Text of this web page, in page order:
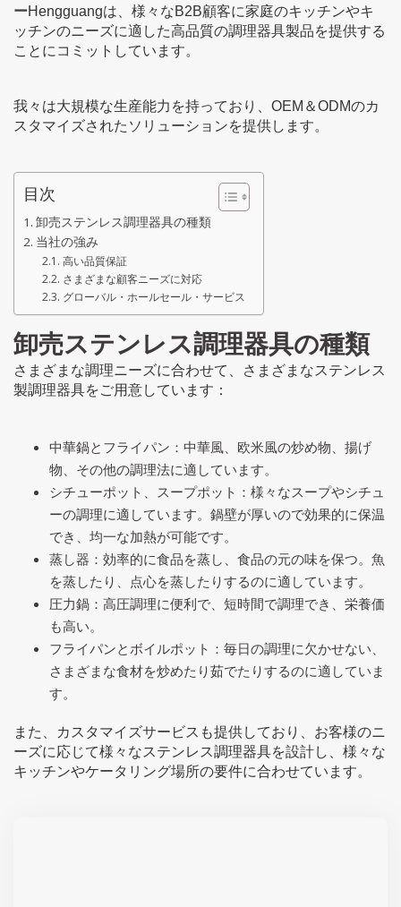
ーHengguangは、様々なB2B顧客に家庭のキッチンやキ
ッチンのニーズに適した高品質の調理器具製品を提供する
ことにコミットしています。
我々は大規模な生産能力を持っており、OEM＆ODMのカ
スタマイズされたソリューションを提供します。
目次
卸売ステンレス調理器具の種類
当社の強み
高い品質保証
さまざまな顧客ニーズに対応
グローバル・ホールセール・サービス
卸売ステンレス調理器具の種類
さまざまな調理ニーズに合わせて、さまざまなステンレス
製調理器具をご用意しています：
中華鍋とフライパン：中華風、欧米風の炒め物、揚げ
物、その他の調理法に適しています。
シチューポット、スープポット：様々なスープやシチュ
ーの調理に適しています。鍋壁が厚いので効果的に保温
でき、均一な加熱が可能です。
蒸し器：効率的に食品を蒸し、食品の元の味を保つ。魚
を蒸したり、点心を蒸したりするのに適しています。
圧力鍋：高圧調理に便利で、短時間で調理でき、栄養価
も高い。
フライパンとボイルポット：毎日の調理に欠かせない、
さまざまな食材を炒めたり茹でたりするのに適していま
す。
また、カスタマイズサービスも提供しており、お客様のニ
ーズに応じて様々なステンレス調理器具を設計し、様々な
キッチンやケータリング場所の要件に合わせています。